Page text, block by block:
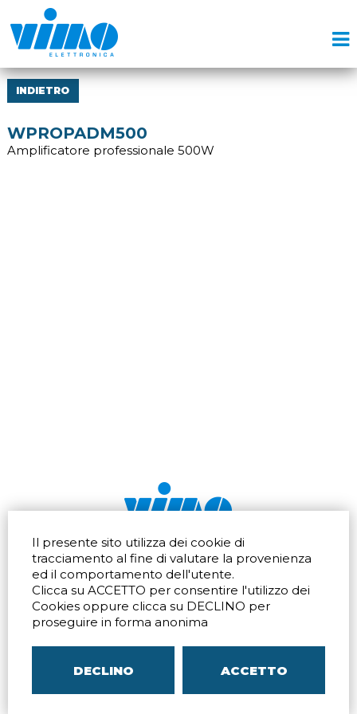
Il presente sito utilizza dei cookie di
tracciamento al fine di valutare la provenienza
ed il comportamento dell'utente.
Clicca su ACCETTO per consentire l'utilizzo dei
Cookies oppure clicca su DECLINO per
proseguire in forma anonima
DECLINO ACCETTO
INDIETRO
WPROPADM500
Amplificatore professionale 500W
Via dell'artigianato 32Q
20865 Usmate Velate (MB)
Indicazioni Stradali
Tel. +39 039 672520
Fax +39 039 672568
Email
Via Pontina 583
Roma (RM) 00128
Tel.+39 06 80079273
Indicazioni Stradali
Via San Crispino 64
Padova (PD) 35129
P.IVA00804240968 05096770150– C.C.I.A.A. di